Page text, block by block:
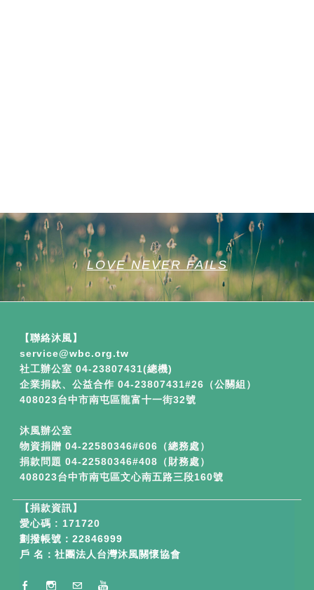
LOVE NEVER FAILS
【聯絡沐風】
service​@wbc.org.tw
社工辦公室 04-23807431(總機)
企業捐款、公益合作 04-23807431#26（公關組）
408023台中市南屯區龍富十一街32號
沐風辦公室
物資捐贈 04-22580346#606（總務處）
捐款問題 04-22580346#408（財務處）
408023台中市南屯區文心南五路三段160號
【捐款資訊】
愛心碼 : 171720
劃撥帳號：22846999
戶 名：社團法人台灣沐風關懷協會